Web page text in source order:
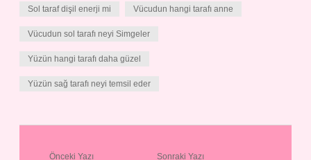
Sol taraf dişil enerji mi Vücudun hangi tarafı anne
Vücudun sol tarafı neyi Simgeler
Yüzün hangi tarafı daha güzel
Yüzün sağ tarafı neyi temsil eder
Önceki Yazı Sonraki Yazı